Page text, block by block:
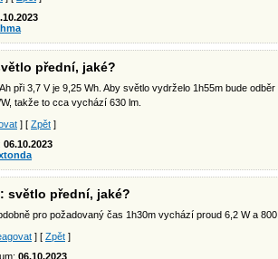
přední, jaké?
při 3,7 V je 9,25 Wh. Aby světlo vydrželo 1h55m bude
W, takže to cca vychází 630 lm.
] [ Zpět ]
06.10.2023
světlo přední, jaké?
pro požadovaný čas 1h30m vychází proud 6,2 W a
] [ Zpět ]
06.10.2023